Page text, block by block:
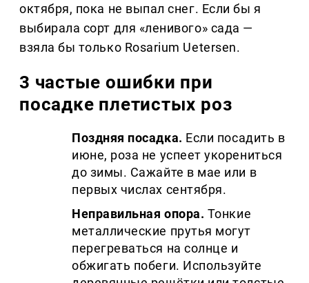
октября, пока не выпал снег. Если бы я
выбирала сорт для «ленивого» сада —
взяла бы только Rosarium Uetersen.
3 частые ошибки при
посадке плетистых роз
Поздняя посадка. Если посадить в
июне, роза не успеет укорениться
до зимы. Сажайте в мае или в
первых числах сентября.
Неправильная опора. Тонкие
металлические прутья могут
перегреваться на солнце и
обжигать побеги. Используйте